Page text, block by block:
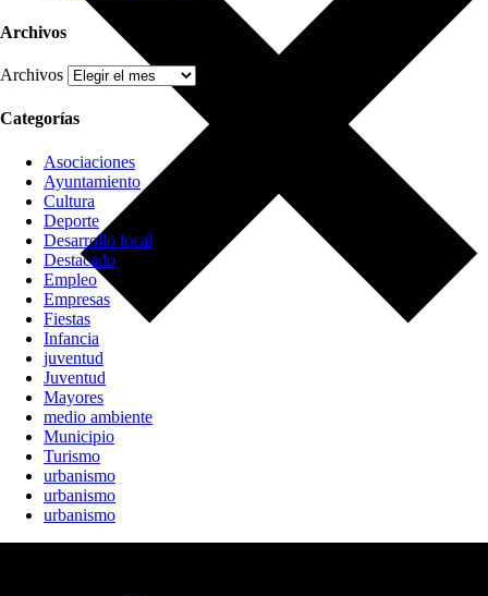
Archivos
Archivos
Categorías
Asociaciones
Ayuntamiento
Cultura
Deporte
Desarrollo local
Destacado
Empleo
Empresas
Fiestas
Infancia
juventud
Juventud
Mayores
medio ambiente
Municipio
Turismo
urbanismo
urbanismo
urbanismo